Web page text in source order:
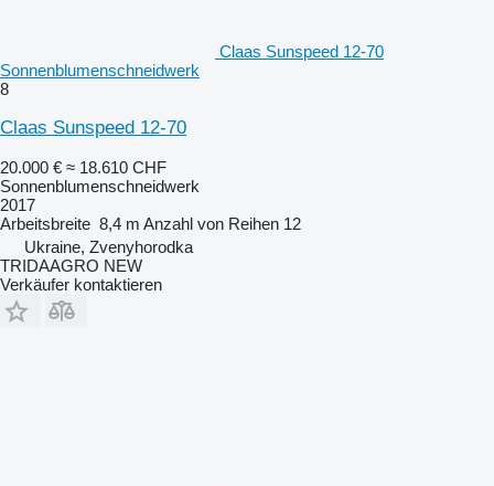
Claas Sunspeed 12-70
Sonnenblumenschneidwerk
8
Claas Sunspeed 12-70
20.000 € ≈ 18.610 CHF
Sonnenblumenschneidwerk
2017
Arbeitsbreite 8,4 m Anzahl von Reihen 12
Ukraine, Zvenyhorodka
TRIDAAGRO NEW
Verkäufer kontaktieren